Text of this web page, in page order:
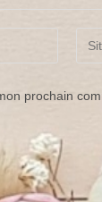
de
prochain